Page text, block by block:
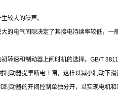
较大的噪声。
的电气间隙决定了其接电持续率较低，一
转速和制动器上闸时机的选择。 GB/T
动器提早断电上闸，这样以减小制动下
动器的开闭控制单独分开，以实现电机